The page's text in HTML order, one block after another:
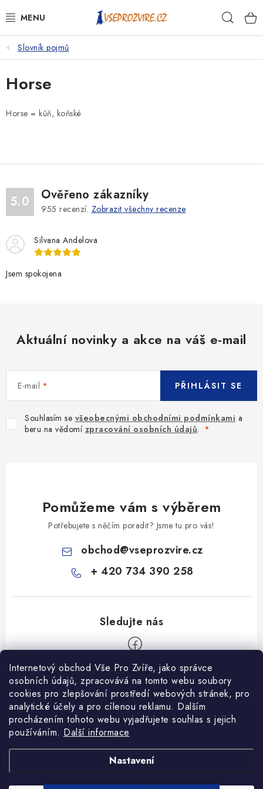
Internetový obchod Vše Pro Zvíře, jako správce
osobních údajů, zpracovává na tomto webu soubory
cookies pro zlepšování prostředí webových stránek, pro
analytické účely a pro cílenou reklamu. Dalším
procházením tohoto webu vyjadřujete souhlas s jejich
používáním. Další informace
Nastavení
na
PSI
KOČKY
KONĚ
NA NEMOCI
KRÁLÍCI/HLODAVCI/PTÁCI
Podmínky ochrany osobních údajů
Slovník pojmů
Horse
Horse = kůň, koňské
5.0 Ověřeno zákazníky
955 recenzí. Zobrazit všechny recenze
Silvana Andelova
Jsem spokojena
Aktuální novinky a akce na váš e-mail
E-mail
Souhlasím se všeobecnými obchodními podmínkami a
beru na vědomí zpracování osobních údajů.
PŘIHLÁSIT SE
Pomůžeme vám s výběrem
Potřebujete s něčím poradit? Jsme tu pro vás!
obchod@vseprozvire.cz
+ 420 734 390 258
Informace pro Vás
Ceník dopravy
Kontakty
Obchodní podmínky
Heuréka recenze